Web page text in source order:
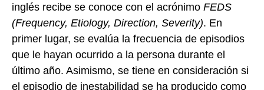
inglés recibe se conoce con el acrónimo FEDS
(Frequency, Etiology, Direction, Severity). En
primer lugar, se evalúa la frecuencia de episodios
que le hayan ocurrido a la persona durante el
último año. Asimismo, se tiene en consideración si
el episodio de inestabilidad se ha producido como